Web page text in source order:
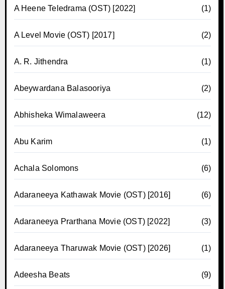
A Heene Teledrama (OST) [2022] (1)
A Level Movie (OST) [2017] (2)
A. R. Jithendra (1)
Abeywardana Balasooriya (2)
Abhisheka Wimalaweera (12)
Abu Karim (1)
Achala Solomons (6)
Adaraneeya Kathawak Movie (OST) [2016] (6)
Adaraneeya Prarthana Movie (OST) [2022] (3)
Adaraneeya Tharuwak Movie (OST) [2026] (1)
Adeesha Beats (9)